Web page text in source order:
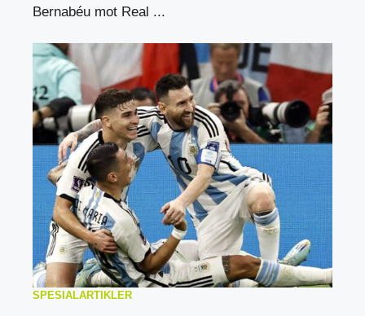
Bernabéu mot Real ...
SPESIALARTIKLER